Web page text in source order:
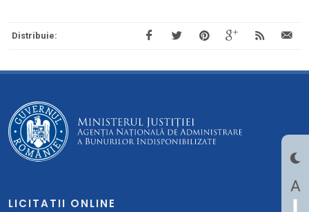
A
Distribuie:
LICITATII ONLINE